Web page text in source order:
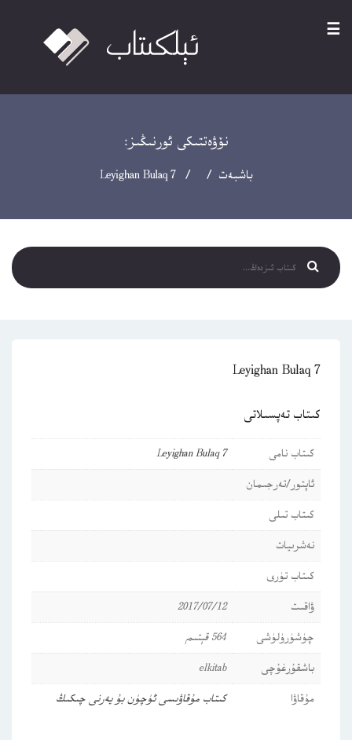
☰
نۆۋەتتىكى ئورنىڭىز:
باشبەت / / Leyighan Bulaq 7
Leyighan Bulaq 7
كىتاب تەپسىلاتى
كىتاب نامى
Leyighan Bulaq 7
ئاپتور/تەرجىمان
كىتاب تىلى
نەشرىيات
كىتاب تۈرى
ۋاقىت
2017/07/12
چۈشۈرۈلۈشى
564 قېتىم
باشقۇرغۇچى
elkitab
مۇقاۋا
كىتاب مۇقاۋىسى ئۈچۈن بۇ يەرنى چىكىڭ